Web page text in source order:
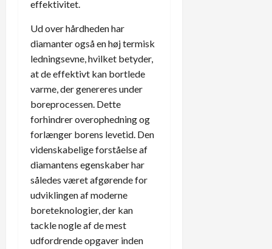
effektivitet.
Ud over hårdheden har
diamanter også en høj termisk
ledningsevne, hvilket betyder,
at de effektivt kan bortlede
varme, der genereres under
boreprocessen. Dette
forhindrer overophedning og
forlænger borens levetid. Den
videnskabelige forståelse af
diamantens egenskaber har
således været afgørende for
udviklingen af moderne
boreteknologier, der kan
tackle nogle af de mest
udfordrende opgaver inden